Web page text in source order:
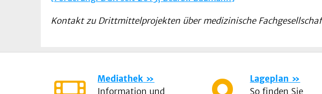
Kontakt zu Drittmittelprojekten über medizinische
Mediathek
Information und
Lageplan
So finden Sie